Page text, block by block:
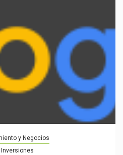
y Negocios
Inversiones